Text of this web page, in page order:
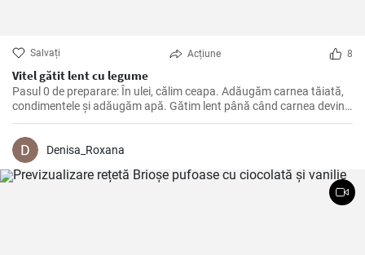
Salvați Acțiune 8
Vitel gătit lent cu legume
Pasul 0 de preparare: În ulei, călim ceapa. Adăugăm carnea tăiată,
condimentele și adăugăm apă. Gătim lent până când carnea devine
moale. Apoi adăugăm legumele, pasta de roșii și gătim până când
totul este moale. La final adăugăm smântână și lăsăm să dea în
clocot. Denisa_Roxana